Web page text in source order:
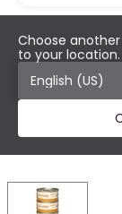
Choose
to your location.